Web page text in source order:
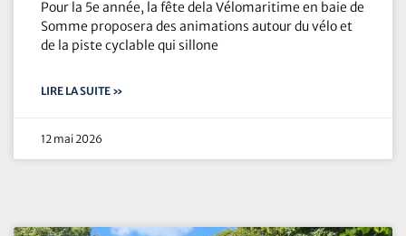
Pour la 5e année, la fête dela Vélomaritime en baie de
Somme proposera des animations autour du vélo et
de la piste cyclable qui sillone
LIRE LA SUITE »
12 mai 2026